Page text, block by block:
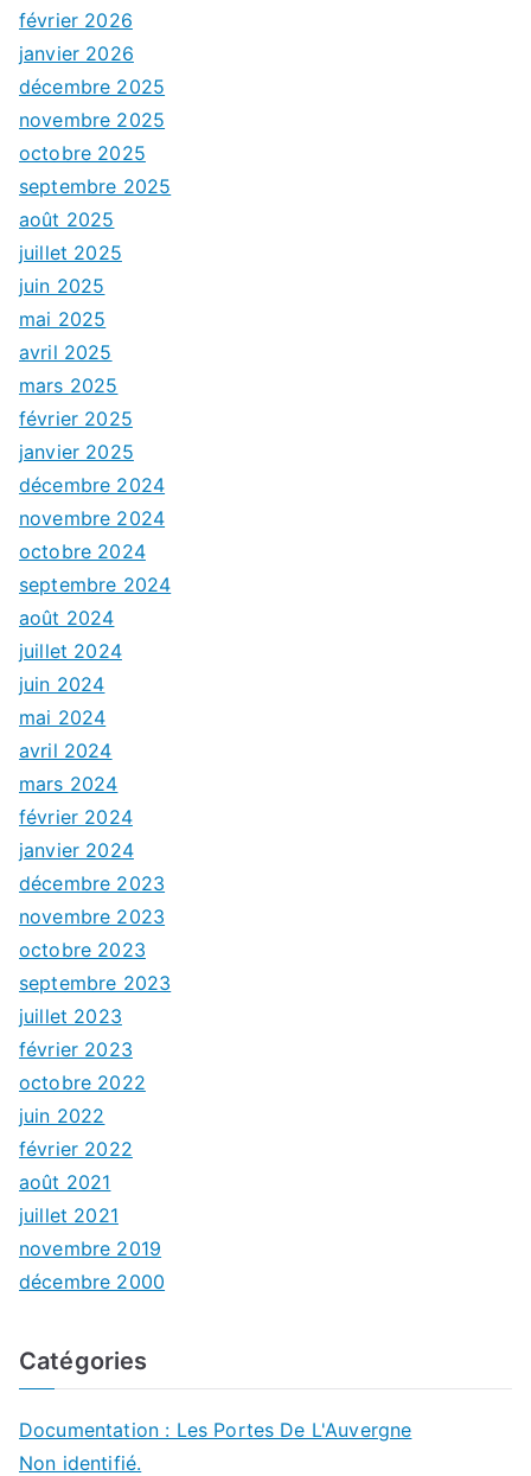
février 2026
janvier 2026
décembre 2025
novembre 2025
octobre 2025
septembre 2025
août 2025
juillet 2025
juin 2025
mai 2025
avril 2025
mars 2025
février 2025
janvier 2025
décembre 2024
novembre 2024
octobre 2024
septembre 2024
août 2024
juillet 2024
juin 2024
mai 2024
avril 2024
mars 2024
février 2024
janvier 2024
décembre 2023
novembre 2023
octobre 2023
septembre 2023
juillet 2023
février 2023
octobre 2022
juin 2022
février 2022
août 2021
juillet 2021
novembre 2019
décembre 2000
Catégories
Documentation : Les Portes De L'Auvergne
Non identifié.